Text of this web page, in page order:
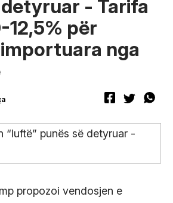
- Tarifa
12,5% për
nga
propozoi vendosjen e